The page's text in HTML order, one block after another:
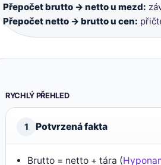
Přepočet brutto → netto u mezd:
Přepočet netto → brutto u cen:
RYCHLÝ PŘEHLED
1 Potvrzená fakta
Brutto = netto + tára (